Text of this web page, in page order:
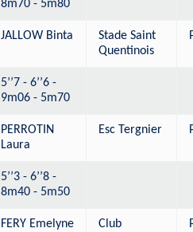
8m70 - 5m80
JALLOW Binta
Stade Saint
Quentinois
5’’7 - 6’’6 -
9m06 - 5m70
PERROTIN
Laura
Esc Tergnier
5’’3 - 6’’8 -
8m40 - 5m50
FERY Emelyne
Club